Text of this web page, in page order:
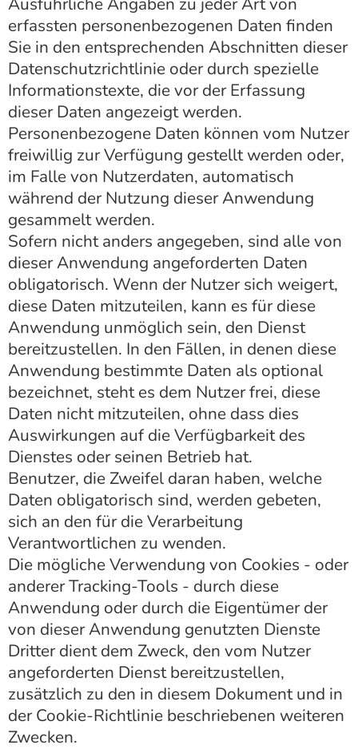
erfassten personenbezogenen Daten finden
Sie in den entsprechenden Abschnitten dieser
Datenschutzrichtlinie oder durch spezielle
Informationstexte, die vor der Erfassung
dieser Daten angezeigt werden.
Personenbezogene Daten können vom Nutzer
freiwillig zur Verfügung gestellt werden oder,
im Falle von Nutzerdaten, automatisch
während der Nutzung dieser Anwendung
gesammelt werden.
Sofern nicht anders angegeben, sind alle von
dieser Anwendung angeforderten Daten
obligatorisch. Wenn der Nutzer sich weigert,
diese Daten mitzuteilen, kann es für diese
Anwendung unmöglich sein, den Dienst
bereitzustellen. In den Fällen, in denen diese
Anwendung bestimmte Daten als optional
bezeichnet, steht es dem Nutzer frei, diese
Daten nicht mitzuteilen, ohne dass dies
Auswirkungen auf die Verfügbarkeit des
Dienstes oder seinen Betrieb hat.
Benutzer, die Zweifel daran haben, welche
Daten obligatorisch sind, werden gebeten,
sich an den für die Verarbeitung
Verantwortlichen zu wenden.
Die mögliche Verwendung von Cookies - oder
anderer Tracking-Tools - durch diese
Anwendung oder durch die Eigentümer der
von dieser Anwendung genutzten Dienste
Dritter dient dem Zweck, den vom Nutzer
angeforderten Dienst bereitzustellen,
zusätzlich zu den in diesem Dokument und in
der Cookie-Richtlinie beschriebenen weiteren
Zwecken.